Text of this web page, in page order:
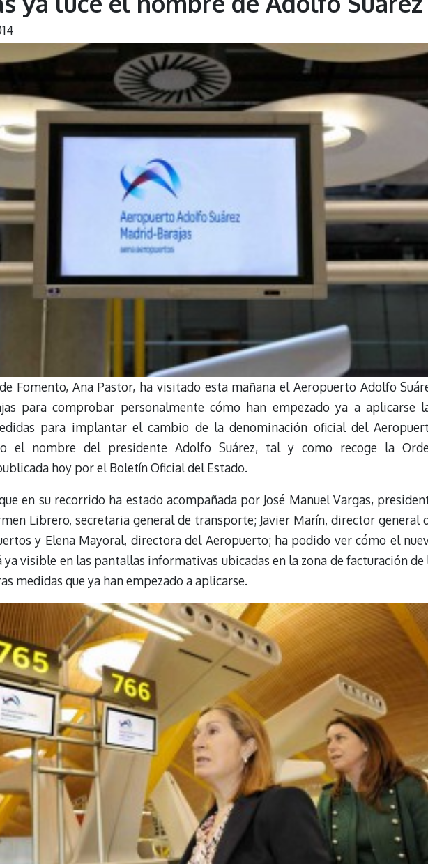
Fomento, Ana Pastor, ha visitado esta mañana el Aeropuerto Adolfo
para comprobar personalmente cómo han empezado ya a aplicarse
para implantar el cambio de la denominación oficial del
el nombre del presidente Adolfo Suárez, tal y como recoge la
hoy por el Boletín Oficial del Estado.
en su recorrido ha estado acompañada por José Manuel Vargas,
Librero, secretaria general de transporte; Javier Marín, director general
y Elena Mayoral, directora del Aeropuerto; ha podido ver cómo el
ya visible en las pantallas informativas ubicadas en la zona de facturación de
medidas que ya han empezado a aplicarse.